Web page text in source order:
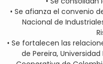
• Se afianza el convenio
Nacional de
• Se fortalecen las
de Pereira,